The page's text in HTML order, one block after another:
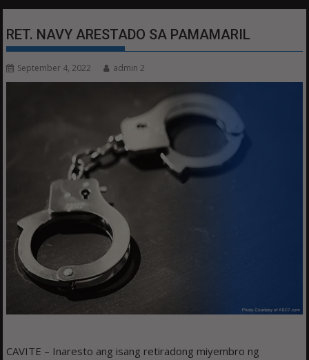
RET. NAVY ARESTADO SA PAMAMARIL
September 4, 2022 admin 2
CAVITE – Inaresto ang isang retiradong miyembro ng